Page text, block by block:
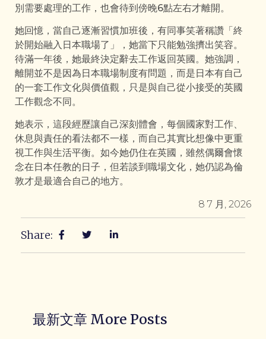
別需要處理的工作，也會待到傍晚6點左右才離開。
她回憶，當自己逐漸習慣加班後，有同事笑著稱讚「終
於開始融入日本職場了」，她當下只能勉強擠出笑容。
待滿一年後，她最終決定辭去工作返回英國。她強調，
離開並不是因為日本職場制度有問題，而是日本有自己
的一套工作文化與價值觀，只是與自己從小接受的英國
工作觀念不同。
她表示，這段經歷讓自己深刻體會，每個國家對工作、
休息與責任的看法都不一樣，而自己其實比想像中更重
視工作與生活平衡。如今她仍住在英國，雖然偶爾會懷
念在日本任教的日子，但若談到職場文化，她仍認為倫
敦才是最適合自己的地方。
8 7 月, 2026
Share:
最新文章 More Posts